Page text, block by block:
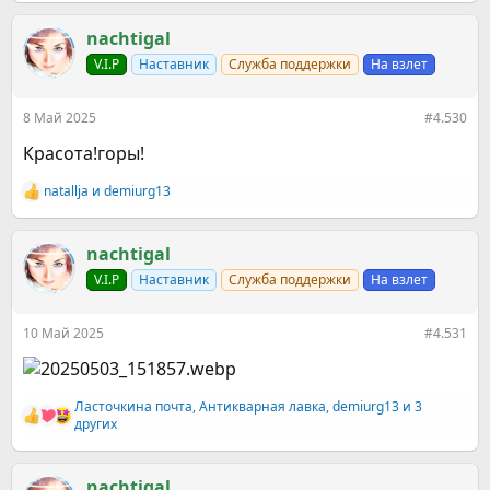
к
ц
и
nachtigal
V.I.P Наставник Служба поддержки На взлет
8 Май 2025 #4.530
Красота!горы!
Р
е
к
ц
и
natallja и demiurg13
nachtigal
V.I.P Наставник Служба поддержки На взлет
10 Май 2025 #4.531
Р
а
Ласточкина почта,Антикварная лавка,demiurg13 и 3
других